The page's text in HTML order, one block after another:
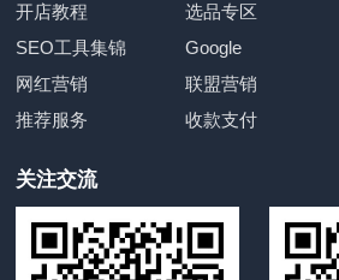
开店教程
选品专区
SEO工具集锦
Google
网红营销
联盟营销
推荐服务
收款支付
关注交流